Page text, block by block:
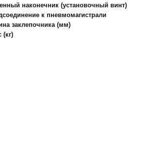
наконечник (установочный винт)
к пневмомагистрали
заклепочника (мм)
(кг)